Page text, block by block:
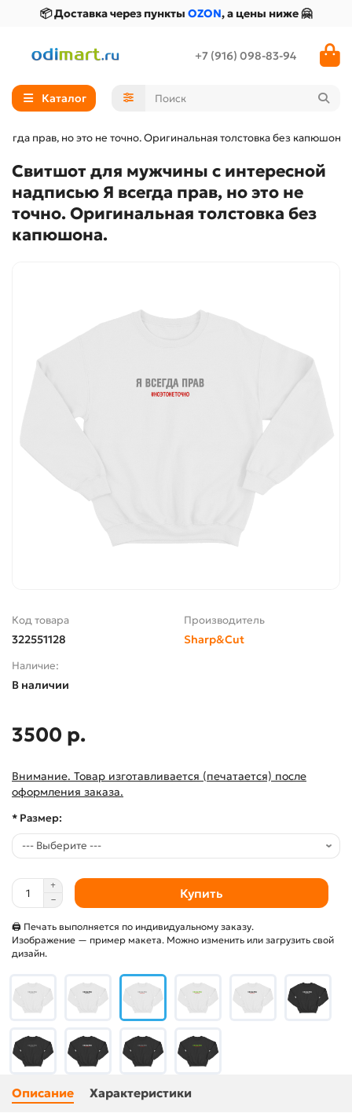
📦 Доставка через пункты OZON, а цены ниже 🤗
+7 (916) 098-83-94
Каталог
прав, но это не точно. Оригинальная толстовка без капюшона.
Свитшот для мужчины с интересной
надписью Я всегда прав, но это не
точно. Оригинальная толстовка без
капюшона.
Код товара
322551128
Производитель
Sharp&Cut
Наличие:
В наличии
3500 р.
Внимание. Товар изготавливается (печатается) после
оформления заказа.
* Размер:
Купить
🖨 Печать выполняется по индивидуальному заказу.
Изображение — пример макета. Можно изменить или загрузить свой
дизайн.
Описание Характеристики